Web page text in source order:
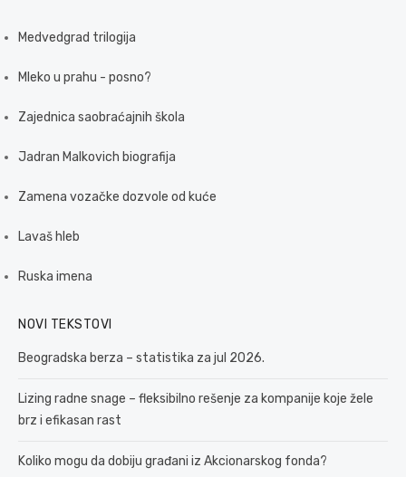
Medvedgrad trilogija
Mleko u prahu - posno?
Zajednica saobraćajnih škola
Jadran Malkovich biografija
Zamena vozačke dozvole od kuće
Lavaš hleb
Ruska imena
NOVI TEKSTOVI
Beogradska berza – statistika za jul 2026.
Lizing radne snage – fleksibilno rešenje za kompanije koje žele
brz i efikasan rast
Koliko mogu da dobiju građani iz Akcionarskog fonda?